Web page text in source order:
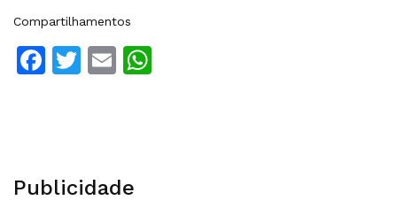
Compartilhamentos
Facebook
Twitter
Email
Publicidade